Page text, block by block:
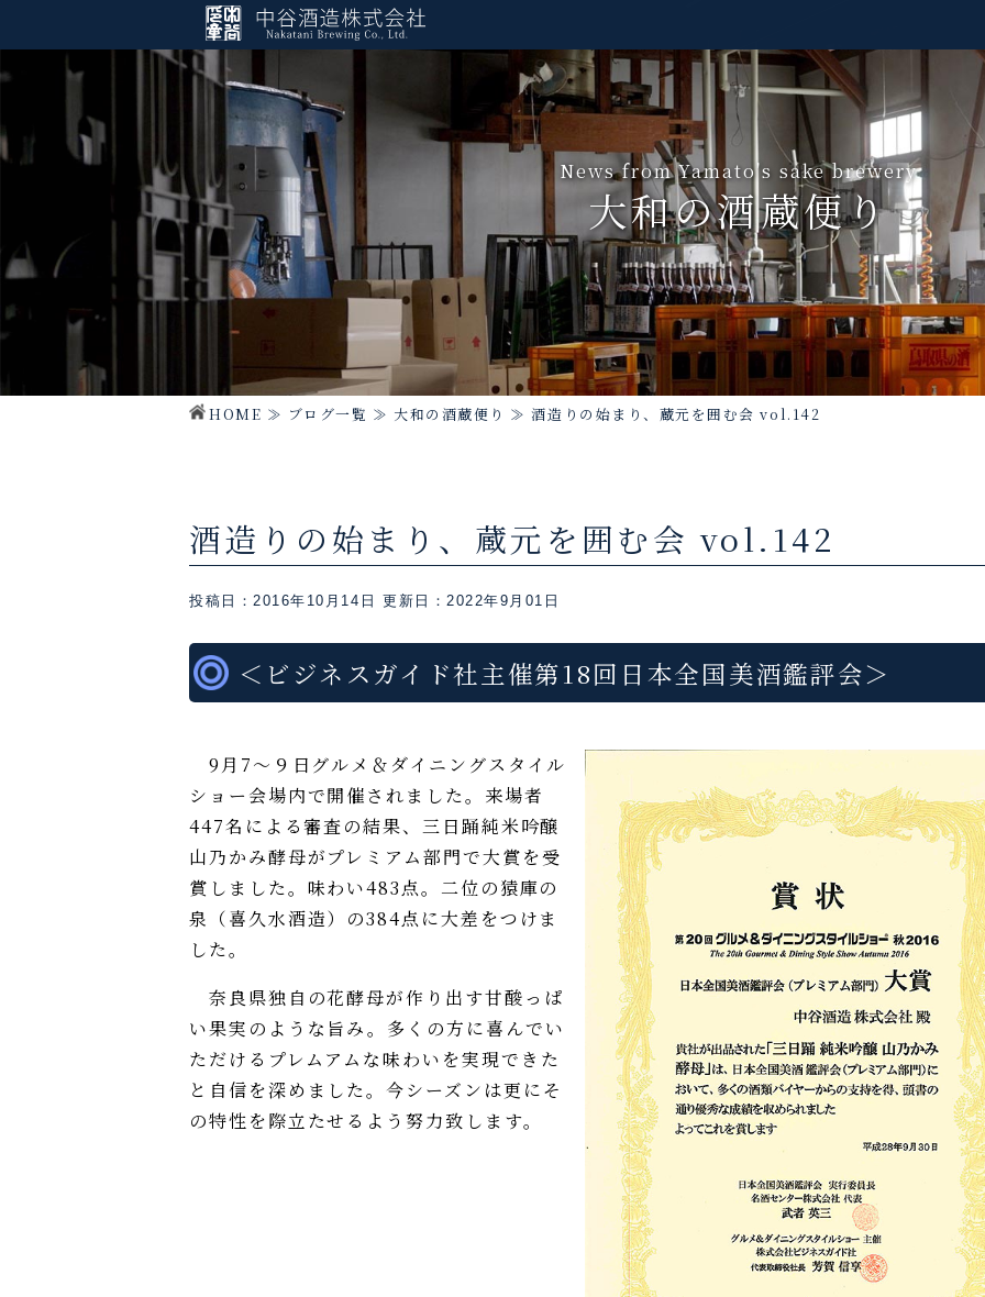
News from Yamato's sake brewery
大和の酒蔵便り
HOME ≫ ブログ一覧 ≫ 大和の酒蔵便り ≫酒造りの始まり、蔵元を囲む会 vol.142
酒造りの始まり、蔵元を囲む会 vol.142
投稿日：2016年10月14日 更新日：2022年9月01日
＜ビジネスガイド社主催第18回日本全国美酒鑑評会＞
9月7〜９日グルメ＆ダイニングスタイル
ショー会場内で開催されました。来場者
447名による審査の結果、三日踊純米吟醸
山乃かみ酵母がプレミアム部門で大賞を受
賞しました。味わい483点。二位の猿庫の
泉（喜久水酒造）の384点に大差をつけま
した。
奈良県独自の花酵母が作り出す甘酸っぱ
い果実のような旨み。多くの方に喜んでい
ただけるプレムアムな味わいを実現できた
と自信を深めました。今シーズンは更にそ
の特性を際立たせるよう努力致します。